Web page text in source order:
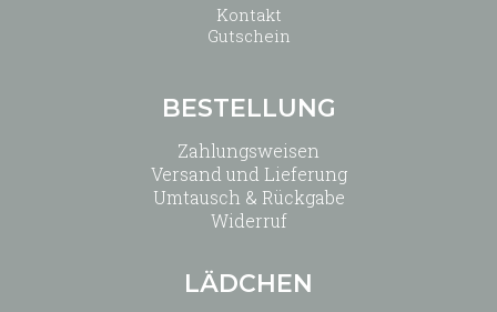
Kontakt
Gutschein
BESTELLUNG
Zahlungsweisen
Versand und Lieferung
Umtausch & Rückgabe
Widerruf
LÄDCHEN